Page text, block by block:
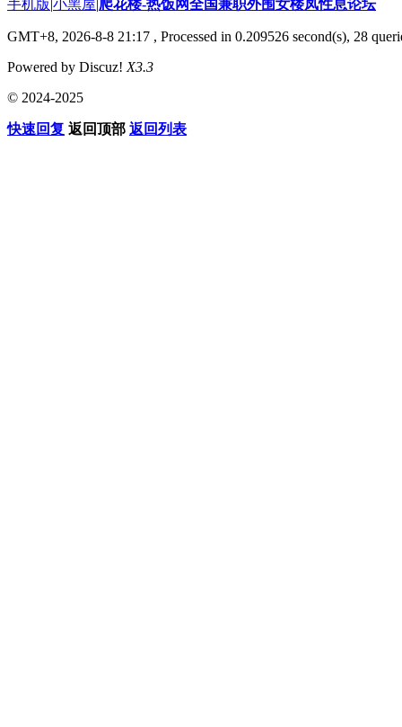
手机版 小黑屋 爬花楼-热饭网全国兼职外围女楼凤性息论坛
GMT+8, 2026-8-8 21:17 , Processed in 0.209526 second(s), 28
Powered by Discuz! X3.3
© 2024-2025
快速回复 返回顶部 返回列表